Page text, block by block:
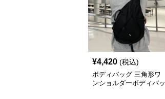
¥4,420 (税込)
ボディバッグ 三角形ワ
ンショルダーボディバッ